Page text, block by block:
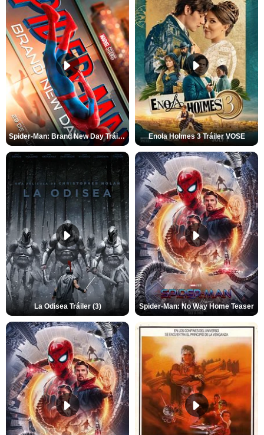
Spider-Man: Brand New Day Tráiler (3) Enola Holmes 3 Tráiler VOSE
La Odisea Tráiler (3) Spider-Man: No Way Home Teaser